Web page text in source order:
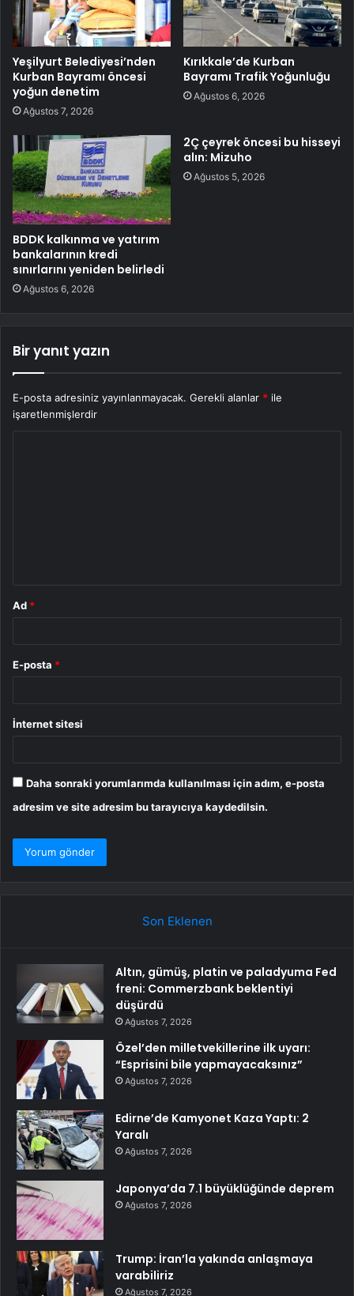
Yeşilyurt Belediyesi’nden
Kurban Bayramı öncesi
yoğun denetim
Ağustos 7, 2026
Kırıkkale’de Kurban
Bayramı Trafik Yoğunluğu
Ağustos 6, 2026
BDDK kalkınma ve yatırım
bankalarının kredi
sınırlarını yeniden belirledi
Ağustos 6, 2026
2Ç çeyrek öncesi bu hisseyi
alın: Mizuho
Ağustos 5, 2026
Bir yanıt yazın
E-posta adresiniz yayınlanmayacak. Gerekli alanlar * ile
işaretlenmişlerdir
Ad *
E-posta *
İnternet sitesi
Daha sonraki yorumlarımda kullanılması için adım, e-posta
adresim ve site adresim bu tarayıcıya kaydedilsin.
Son Eklenen
Altın, gümüş, platin ve paladyuma Fed
freni: Commerzbank beklentiyi
düşürdü
Ağustos 7, 2026
Özel’den milletvekillerine ilk uyarı:
“Esprisini bile yapmayacaksınız”
Ağustos 7, 2026
Edirne’de Kamyonet Kaza Yaptı: 2
Yaralı
Ağustos 7, 2026
Japonya’da 7.1 büyüklüğünde deprem
Ağustos 7, 2026
Trump: İran’la yakında anlaşmaya
varabiliriz
Ağustos 7, 2026